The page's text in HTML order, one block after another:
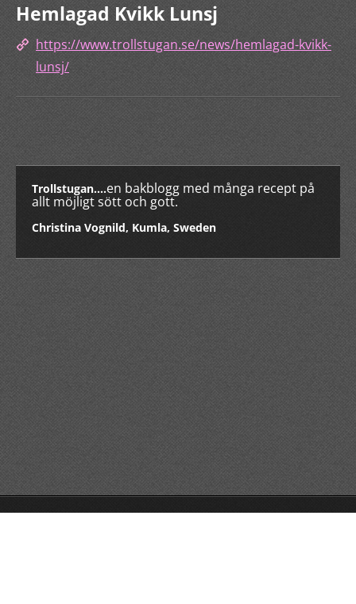
Hemlagad Kvikk Lunsj
https://www.trollstugan.se/news/hemlagad-kvikk-
lunsj/
Trollstugan....en bakblogg med många recept på
allt möjligt sött och gott.
Christina Vognild, Kumla, Sweden